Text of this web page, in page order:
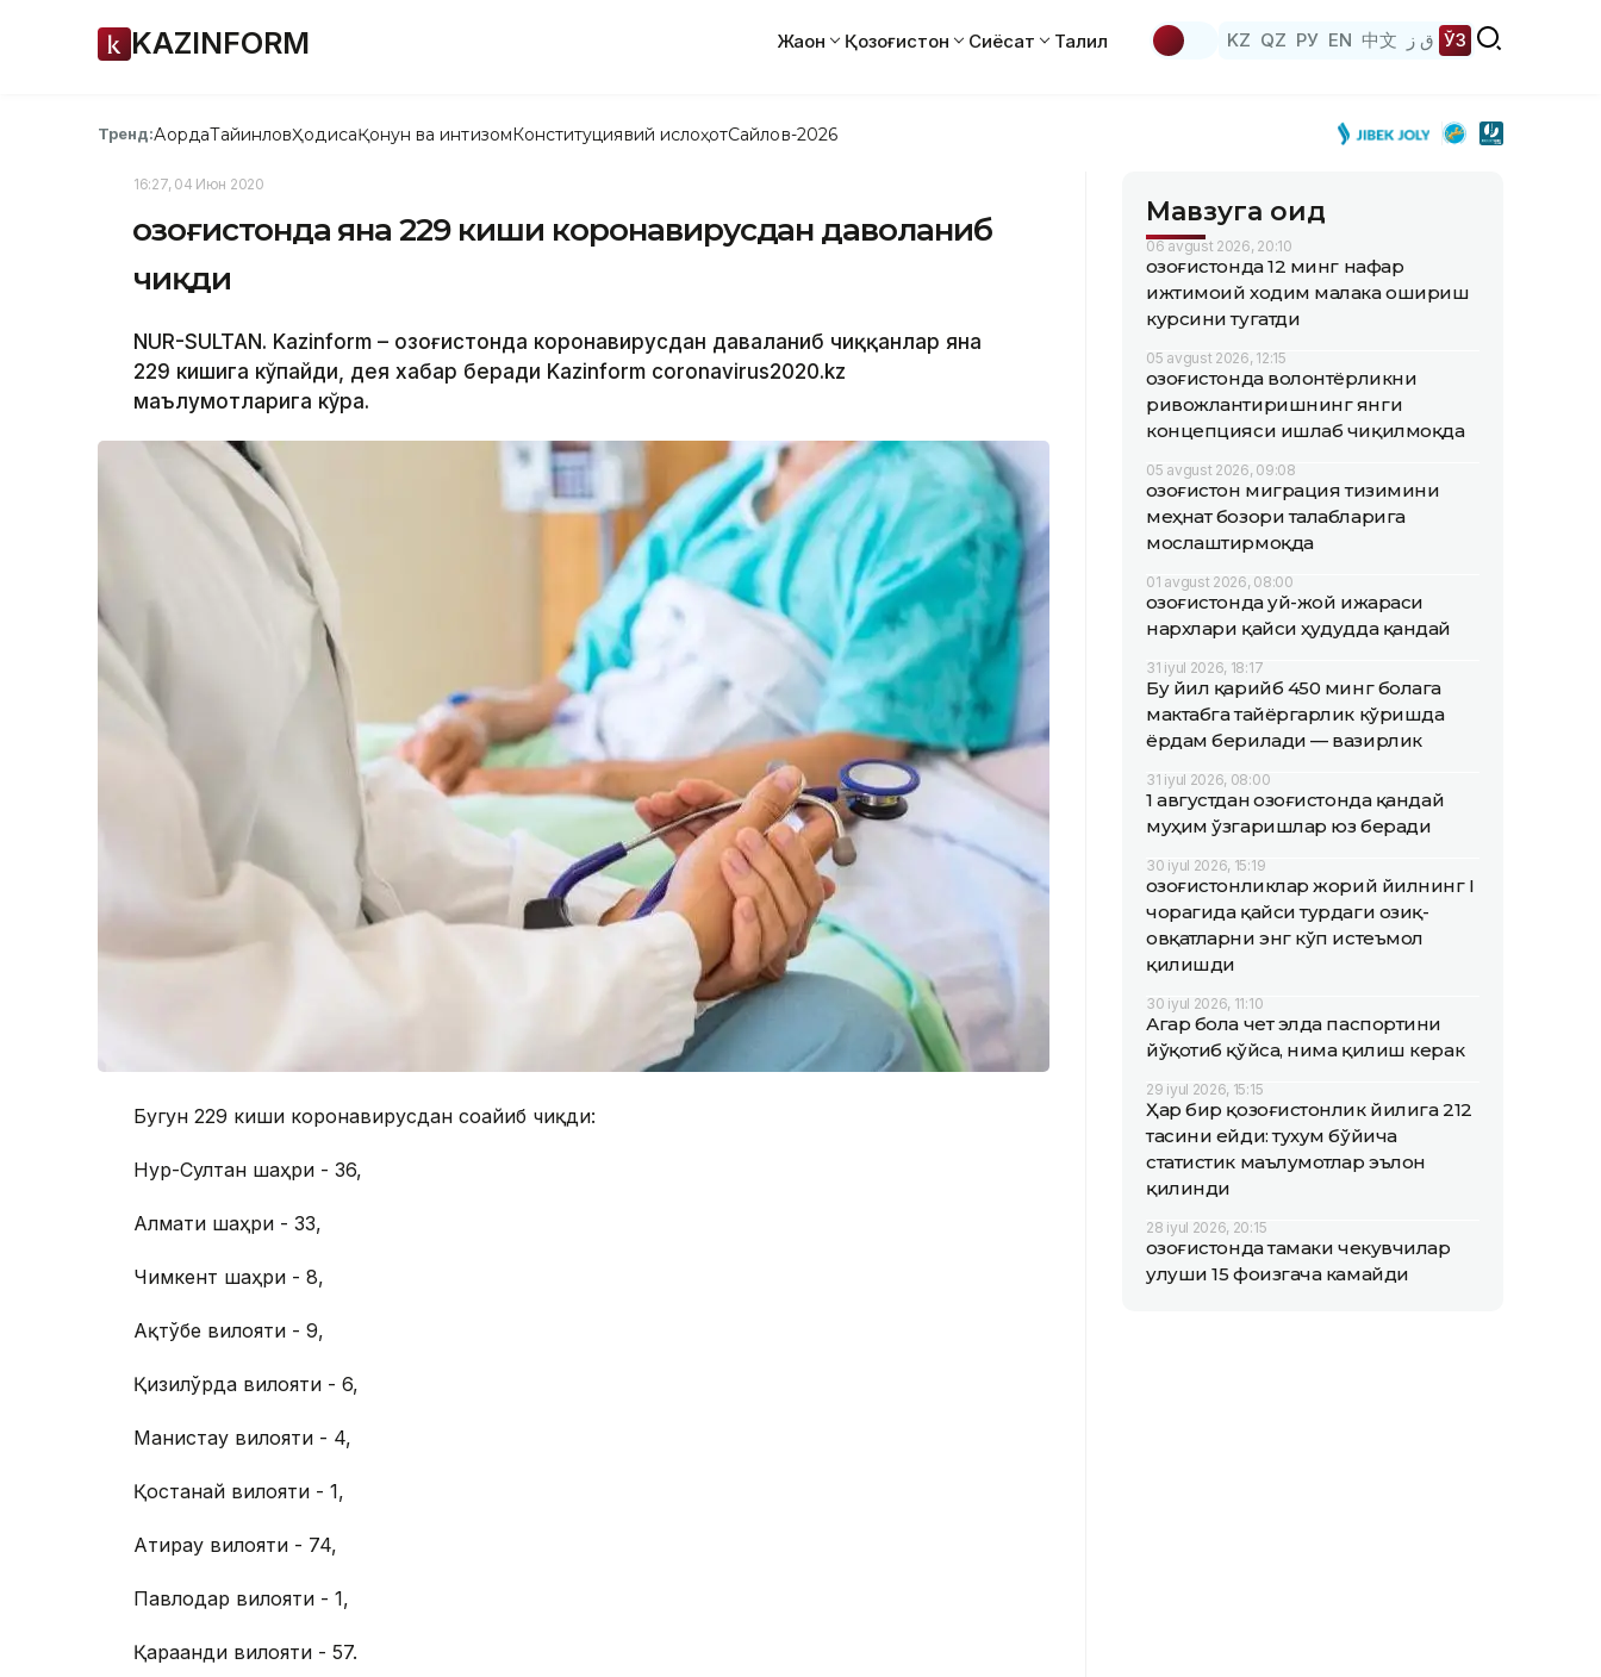
KAZINFORM Жаҳон Қозоғистон Сиёсат Таҳлил KZ QZ РУ EN 中文 ق ز ЎЗ
Тренд:АқордаТайинловҲодисаҚонун ва интизомКонституциявий ислоҳотСайлов-2026
16:27, 04 Июн 2020
Қозоғистонда яна 229 киши коронавирусдан даволаниб
чиқди
NUR-SULTAN. Kazinform – Қозоғистонда коронавирусдан даваланиб чиққанлар яна
229 кишига кўпайди, дея хабар беради Kazinform coronavirus2020.kz
маълумотларига кўра.
Бугун 229 киши коронавирусдан соғайиб чиқди:
Нур-Султан шаҳри - 36,
Алмати шаҳри - 33,
Чимкент шаҳри - 8,
Ақтўбе вилояти - 9,
Қизилўрда вилояти - 6,
Манғистау вилояти - 4,
Қостанай вилояти - 1,
Атирау вилояти - 74,
Павлодар вилояти - 1,
Қарағанди вилояти - 57.
Мавзуга оид
06 avgust 2026, 20:10
Қозоғистонда 12 минг нафар
ижтимоий ходим малака ошириш
курсини тугатди
05 avgust 2026, 12:15
Қозоғистонда волонтёрликни
ривожлантиришнинг янги
концепцияси ишлаб чиқилмоқда
05 avgust 2026, 09:08
Қозоғистон миграция тизимини
меҳнат бозори талабларига
мослаштирмоқда
01 avgust 2026, 08:00
Қозоғистонда уй-жой ижараси
нархлари қайси ҳудудда қандай
31 iyul 2026, 18:17
Бу йил қарийб 450 минг болага
мактабга тайёргарлик кўришда
ёрдам берилади — вазирлик
31 iyul 2026, 08:00
1 августдан Қозоғистонда қандай
муҳим ўзгаришлар юз беради
30 iyul 2026, 15:19
Қозоғистонликлар жорий йилнинг I
чорагида қайси турдаги озиқ-
овқатларни энг кўп истеъмол
қилишди
30 iyul 2026, 11:10
Агар бола чет элда паспортини
йўқотиб қўйса, нима қилиш керак
29 iyul 2026, 15:15
Ҳар бир қозоғистонлик йилига 212
тасини ейди: тухум бўйича
статистик маълумотлар эълон
қилинди
28 iyul 2026, 20:15
Қозоғистонда тамаки чекувчилар
улуши 15 фоизгача камайди